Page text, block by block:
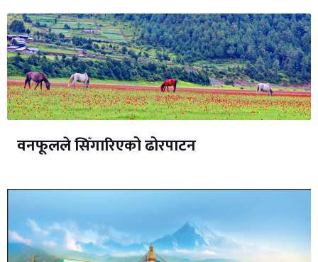
वनफूलले सिँगारिएको ढोरपाटन